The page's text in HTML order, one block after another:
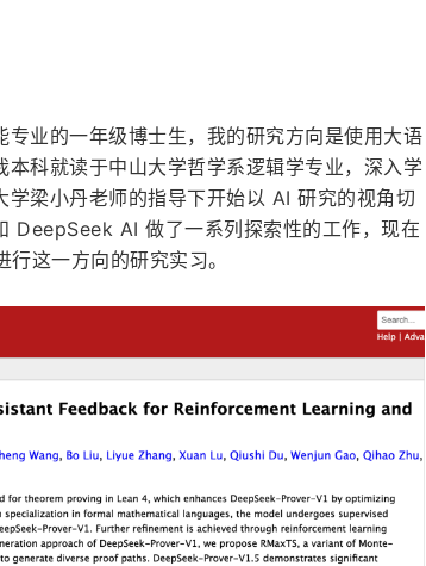
业的一年级博士生，我的研究方向是使用大语
科就读于中山大学哲学系逻辑学专业，深入学
梁小丹老师的指导下开始以 AI 研究的视角切
DeepSeek AI 做了一系列探索性的工作，现在
这一方向的研究实习。